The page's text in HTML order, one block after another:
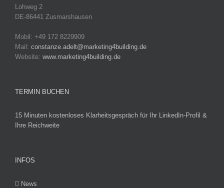
Lohweg 2
DE-86441 Zusmarshausen
Mobil: +49 172 8229909
Mail: constanze.adelt@marketing4building.de
Website: www.marketing4building.de
TERMIN BUCHEN
15 Minuten kostenloses Klarheitsgespräch für Ihr LinkedIn-Profil &
Ihre Reichweite
INFOS
News